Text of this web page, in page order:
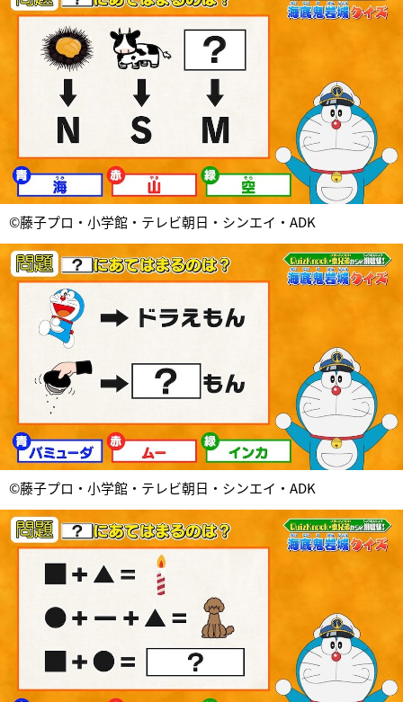
©藤子プロ・小学館・テレビ朝日・シンエイ・ADK
©藤子プロ・小学館・テレビ朝日・シンエイ・ADK